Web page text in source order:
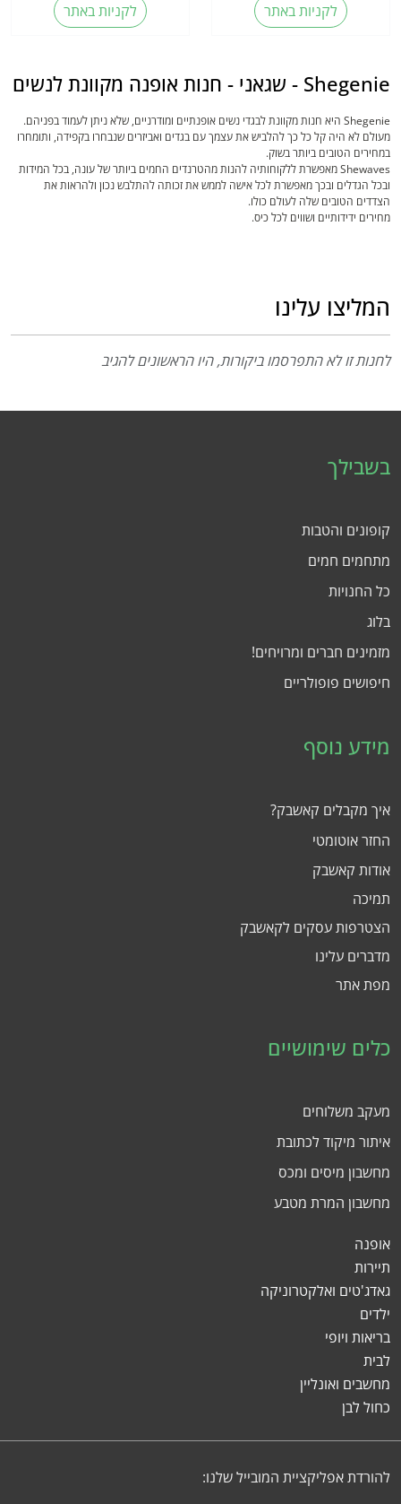
לקניות באתר לקניות באתר
Shegenie - שגאני - חנות אופנה מקוונת לנשים
Shegenie היא חנות מקוונת לבגדי נשים אופנתיים ומודרניים, שלא ניתן לעמוד בפניהם.
מעולם לא היה קל כל כך להלביש את עצמך עם בגדים ואביזרים שנבחרו בקפידה, ותומחרו
במחירים הטובים ביותר בשוק.
Shewaves מאפשרת ללקוחותיה להנות מהטרנדים החמים ביותר של עונה, בכל המידות
ובכל הגדלים ובכך מאפשרת לכל אישה לממש את זכותה להתלבש נכון ולהראות את
הצדדים הטובים שלה לעולם כולו.
מחירים ידידותיים ושווים לכל כיס.
המליצו עלינו
לחנות זו לא התפרסמו ביקורות, היו הראשונים להגיב
בשבילך
קופונים והטבות
מתחמים חמים
כל החנויות
בלוג
מזמינים חברים ומרויחים!
חיפושים פופולריים
מידע נוסף
איך מקבלים קאשבק?
החזר אוטומטי
אודות קאשבק
תמיכה
הצטרפות עסקים לקאשבק
מדברים עלינו
מפת אתר
כלים שימושיים
מעקב משלוחים
איתור מיקוד לכתובת
מחשבון מיסים ומכס
מחשבון המרת מטבע
אופנה
תיירות
גאדג'טים ואלקטרוניקה
ילדים
בריאות ויופי
לבית
מחשבים ואונליין
כחול לבן
להורדת אפליקציית המובייל שלנו: